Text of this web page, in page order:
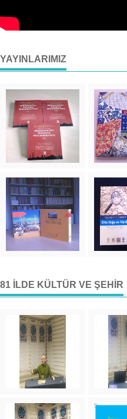
YAYINLARIMIZ
81 İLDE KÜLTÜR VE ŞEHIR